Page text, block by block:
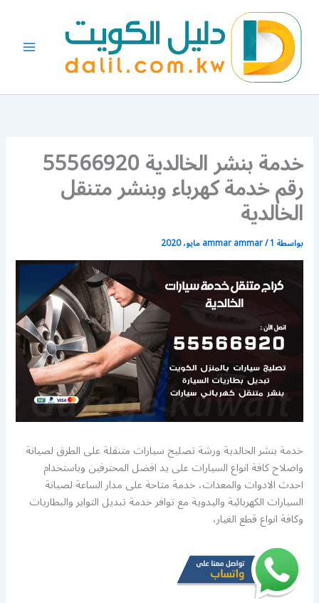
المحتوى
خدمة بنشر الخالدية 55566920
رقم خدمة كهرباء وبنشر متنقل
الخالدية
بواسطة ammar ammar/1 مايو، 2020
خدمة بنشر الخالدية ورشة تصليح سيارات متنقلة على الطرق لصيانة
واصلاح كافة انواع السيارات على يد افضل المحترفين وباستخدام
احدث الادوات والمعدات، خدمة متاحة على مدار الساعة لصيانة
السيارات الكهربائية واليدوية مع توافر خدمة تبديل التواير والبطاريات
وكافة انواع قطع الغيار،